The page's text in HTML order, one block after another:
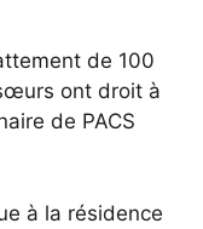
de 100
ont droit à
de PACS
à la résidence